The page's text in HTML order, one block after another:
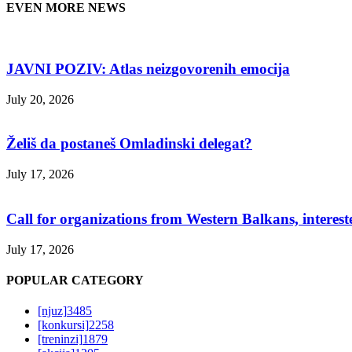
EVEN MORE NEWS
JAVNI POZIV: Atlas neizgovorenih emocija
July 20, 2026
Želiš da postaneš Omladinski delegat?
July 17, 2026
Call for organizations from Western Balkans,
July 17, 2026
POPULAR CATEGORY
[njuz]3485
[konkursi]2258
[treninzi]1879